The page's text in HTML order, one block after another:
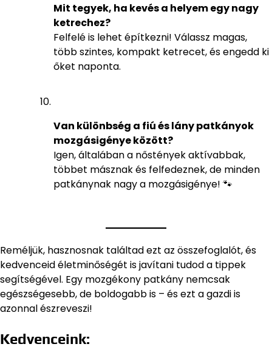
Mit tegyek, ha kevés a helyem egy nagy
ketrechez?
Felfelé is lehet építkezni! Válassz magas,
több szintes, kompakt ketrecet, és engedd ki
őket naponta.
Van különbség a fiú és lány patkányok
mozgásigénye között?
Igen, általában a nőstények aktívabbak,
többet másznak és felfedeznek, de minden
patkánynak nagy a mozgásigénye! 🐾
Reméljük, hasznosnak találtad ezt az összefoglalót, és
kedvenceid életminőségét is javítani tudod a tippek
segítségével. Egy mozgékony patkány nemcsak
egészségesebb, de boldogabb is – és ezt a gazdi is
azonnal észreveszi!
Kedvenceink: